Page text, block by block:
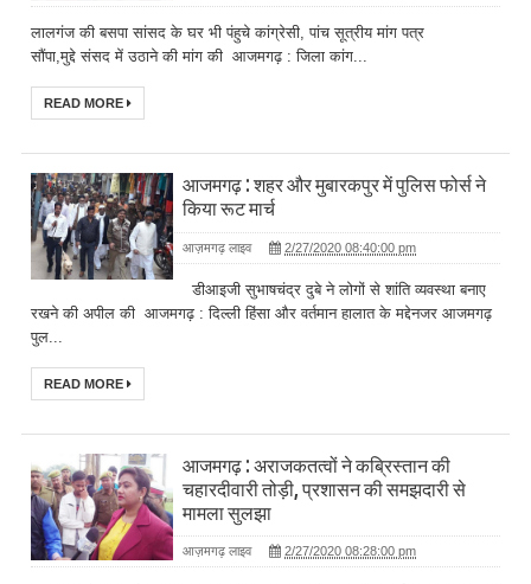
लालगंज की बसपा सांसद के घर भी पंहुचे कांग्रेसी, पांच सूत्रीय मांग पत्र
सौंपा,मुद्दे संसद में उठाने की मांग की आजमगढ़ : जिला कांग...
READ MORE
आजमगढ़ : शहर और मुबारकपुर में पुलिस फोर्स ने
किया रूट मार्च
आज़मगढ़ लाइव 2/27/2020 08:40:00 pm
डीआइजी सुभाषचंद्र दुबे ने लोगों से शांति व्यवस्था बनाए
रखने की अपील की आजमगढ़ : दिल्ली हिंसा और वर्तमान हालात के मद्देनजर आजमगढ़
पुल...
READ MORE
आजमगढ़ : अराजकतत्वों ने कब्रिस्तान की
चहारदीवारी तोड़ी, प्रशासन की समझदारी से
मामला सुलझा
आज़मगढ़ लाइव 2/27/2020 08:28:00 pm